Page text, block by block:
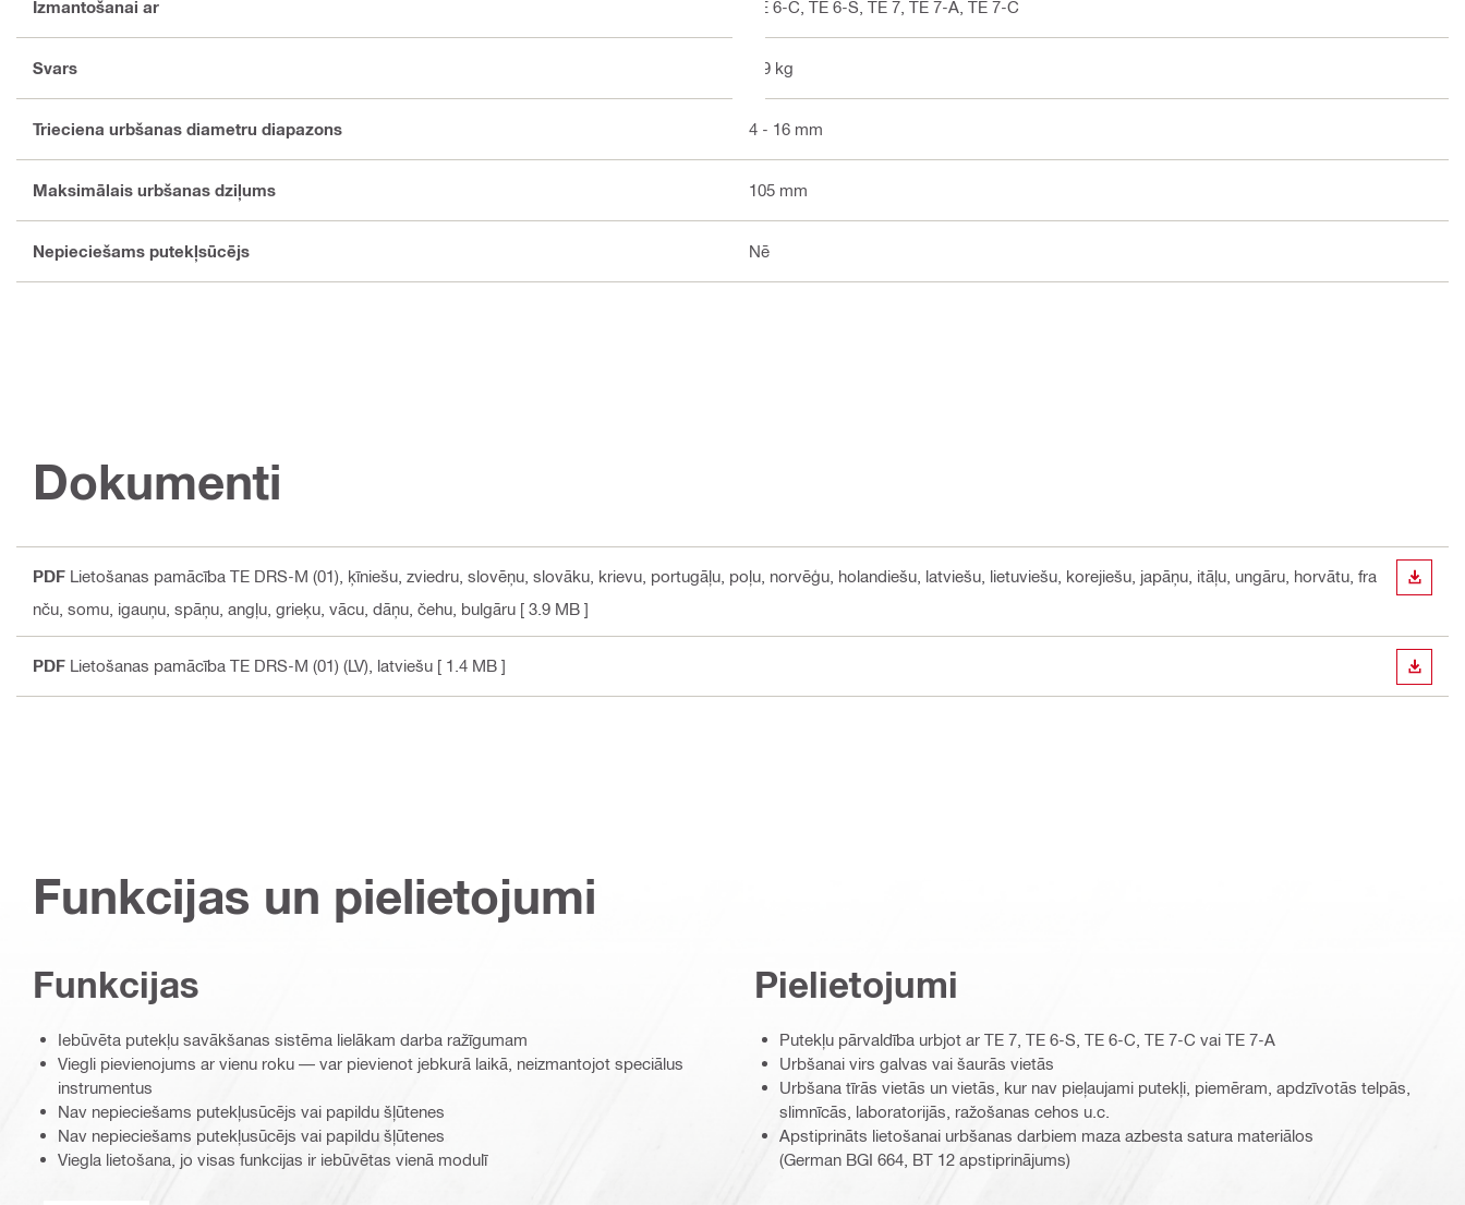
Izmantošanai ar TE 6-C, TE 6-S, TE 7, TE 7-A, TE 7-C
Svars 0.9 kg
Trieciena urbšanas diametru diapazons 4 - 16 mm
Maksimālais urbšanas dziļums 105 mm
Nepieciešams putekļsūcējs Nē
Dokumenti
PDF Lietošanas pamācība TE DRS-M (01) , ķīniešu, zviedru, slovēņu, slovāku, krievu, portugāļu, poļu, norvēģu, holandiešu, latviešu, lietuviešu, korejiešu, japāņu, itāļu, ungāru, horvātu, fra
nču, somu, igauņu, spāņu, angļu, grieķu, vācu, dāņu, čehu, bulgāru [ 3.9 MB ]
PDF Lietošanas pamācība TE DRS-M (01) (LV) , latviešu [ 1.4 MB ]
Funkcijas un pielietojumi
Funkcijas
Iebūvēta putekļu savākšanas sistēma lielākam darba ražīgumam
Viegli pievienojums ar vienu roku — var pievienot jebkurā laikā, neizmantojot speciālus
instrumentus
Nav nepieciešams putekļusūcējs vai papildu šļūtenes
Nav nepieciešams putekļusūcējs vai papildu šļūtenes
Viegla lietošana, jo visas funkcijas ir iebūvētas vienā modulī
Pielietojumi
Putekļu pārvaldība urbjot ar TE 7, TE 6-S, TE 6-C, TE 7-C vai TE 7-A
Urbšanai virs galvas vai šaurās vietās
Urbšana tīrās vietās un vietās, kur nav pieļaujami putekļi, piemēram, apdzīvotās telpās,
slimnīcās, laboratorijās, ražošanas cehos u.c.
Apstiprināts lietošanai urbšanas darbiem maza azbesta satura materiālos
(German BGI 664, BT 12 apstiprinājums)